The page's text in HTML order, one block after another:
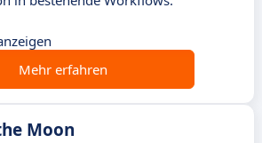
Mehr erfahren
Moon